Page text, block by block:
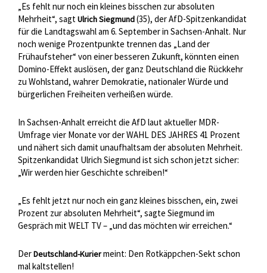
„Es fehlt nur noch ein kleines bisschen zur absoluten
Mehrheit“, sagtUlrich Siegmund(35), der AfD-Spitzenkandidat
für die Landtagswahl am 6. September in Sachsen-Anhalt. Nur
noch wenige Prozentpunkte trennen das „Land der
Frühaufsteher“ von einer besseren Zukunft, könnten einen
Domino-Effekt auslösen, der ganz Deutschland die Rückkehr
zu Wohlstand, wahrer Demokratie, nationaler Würde und
bürgerlichen Freiheiten verheißen würde.
In Sachsen-Anhalt erreicht die AfD laut aktueller MDR-
Umfrage vier Monate vor der WAHL DES JAHRES 41 Prozent
und nähert sich damit unaufhaltsam der absoluten Mehrheit.
Spitzenkandidat Ulrich Siegmund ist sich schon jetzt sicher:
„Wir werden hier Geschichte schreiben!“
„Es fehlt jetzt nur noch ein ganz kleines bisschen, ein, zwei
Prozent zur absoluten Mehrheit“, sagte Siegmund im
Gespräch mit WELT TV – „und das möchten wir erreichen.“
DerDeutschland-Kuriermeint: Den Rotkäppchen-Sekt schon
mal kaltstellen!